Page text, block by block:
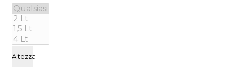
Altezza